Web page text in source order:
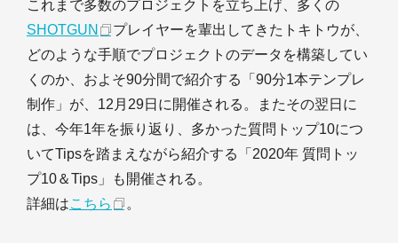
これまで多数のプロジェクトを立ち上げ、多くの
SHOTGUN
プレイヤーを輩出してきたトキトウが、
どのような手順でプロジェクトのデータを構築してい
くのか、およそ90分間で紹介する「90分1本テンプレ
制作」が、12月29日に開催される。またその翌日に
は、今年1年を振り返り、多かった質問トップ10につ
いてTipsを踏まえながら紹介する「2020年 質問トッ
プ10＆Tips」も開催される。
詳細はこちら 。